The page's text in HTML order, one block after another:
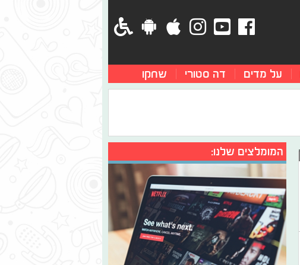
על מדים דה סטורי שחקו
המומלצים שלנו: